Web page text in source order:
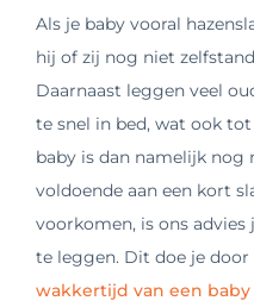
Als je baby vooral
hij of zij nog niet
Daarnaast leggen veel
te snel in bed, wat ook tot
baby is dan namelijk nog
voldoende aan een kort
voorkomen, is ons
te leggen. Dit doe je
wakkertijd van een baby